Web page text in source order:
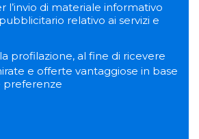
l’invio di materiale informativo
relativo ai servizi e
profilazione, al fine di ricevere
e offerte vantaggiose in base
preferenze